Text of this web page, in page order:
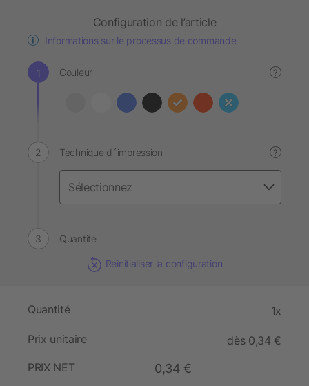
Configuration de l’article
Informations sur le processus de commande
Couleur ?
Technique d´impression ?
Quantité
Réinitialiser la configuration
Quantité 1x
Prix unitaire
dès 0,34 €
PRIX NET
0,34 €